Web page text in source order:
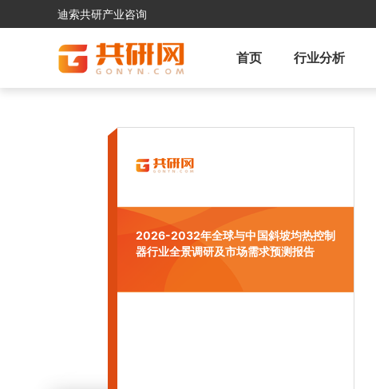
迪索共研产业咨询
首页 行业分析
2026-2032年全球与中国斜坡均热控制
器行业全景调研及市场需求预测报告